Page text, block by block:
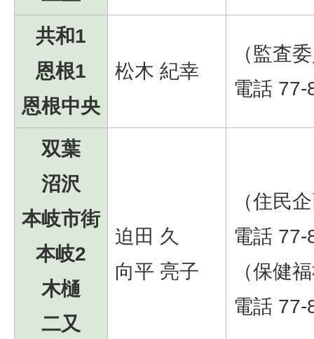
共和1
恩根1
恩根中央
松木 紀幸
（監査
電話 77-
双葉
沼沢
本岐市街
本岐2
木樋
二又
迫田 久
向平 亮子
（住民
電話 77-
（保健
電話 77-